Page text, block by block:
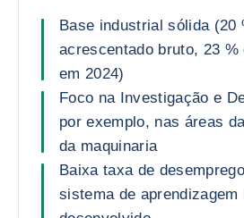
Base industrial sólida (20
acrescentado bruto, 23 %
em 2024)
Foco na Investigação e
por exemplo, nas áreas
da maquinaria
Baixa taxa de
sistema de aprendizagem